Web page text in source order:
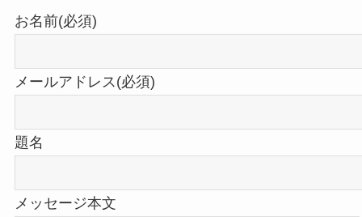
お名前(必須)
メールアドレス(必須)
題名
メッセージ本文